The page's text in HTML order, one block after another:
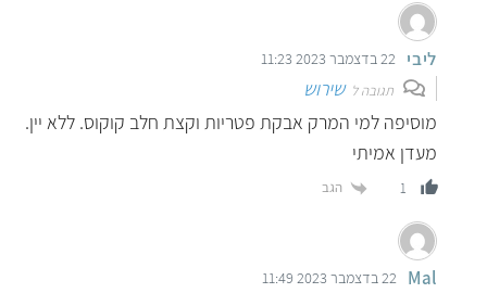
ליבי 22 בדצמבר 2023 11:23
תגובה לשירוש
מוסיפה למי המרק אבקת פטריות וקצת חלב קוקוס. ללא יין.
מעדן אמיתי
1 הגב
Mal 22 בדצמבר 2023 11:49